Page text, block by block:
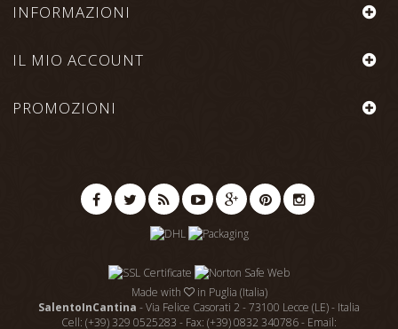
INFORMAZIONI
IL MIO ACCOUNT
PROMOZIONI
Made with
in Puglia (Italia)
SalentoInCantina - Via Felice Casorati 2 - 73100 Lecce (LE) - Italia
Cell: (+39) 329 0525283 - Fax: (+39) 0832 340786 - Email: